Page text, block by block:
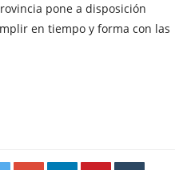
pone a disposición
en tiempo y forma con las